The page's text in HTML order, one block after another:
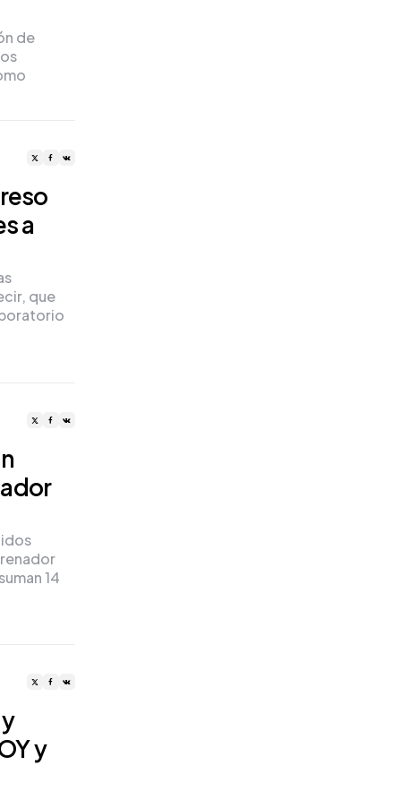
de
a
que
14
y